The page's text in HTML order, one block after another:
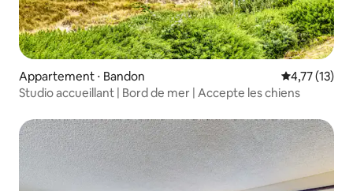
Appartement ⋅ Bandon Évaluation
4,77 (13)
Studio accueillant | Bord de mer | Accepte les chiens